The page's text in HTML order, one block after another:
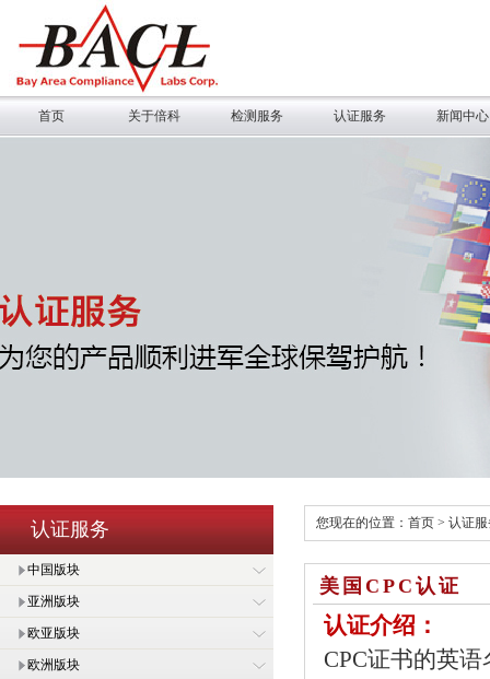
首页 关于倍科 检测服务 认证服务 新闻中心
认证服务
中国版块
亚洲版块
欧亚版块
欧洲版块
您现在的位置： 首页 > 认证
美国CPC认证
认证介绍：
CPC证书的英语